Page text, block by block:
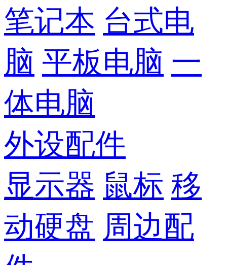
笔记本 台式电
脑 平板电脑 一
体电脑
外设配件
显示器 鼠标 移
动硬盘 周边配